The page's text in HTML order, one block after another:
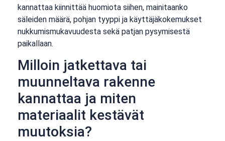
kannattaa kiinnittää huomiota siihen, mainitaanko
säleiden määrä, pohjan tyyppi ja käyttäjäkokemukset
nukkumismukavuudesta sekä patjan pysymisestä
paikallaan.
Milloin jatkettava tai
muunneltava rakenne
kannattaa ja miten
materiaalit kestävät
muutoksia?